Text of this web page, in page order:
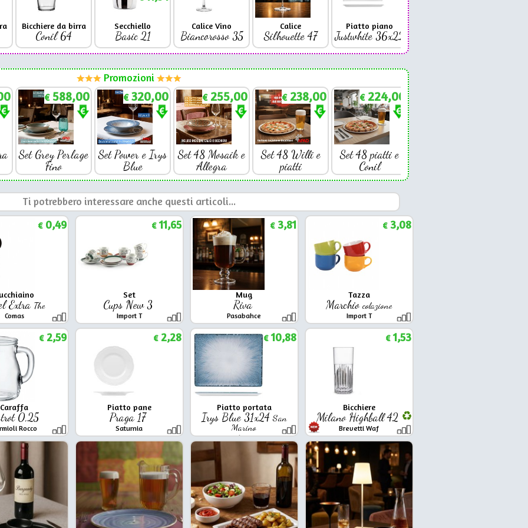
Bicchiere da birra
Conil 64
Secchiello
Basic 21
Calice Vino
Biancorosso 35
Calice
Silhouette 47
Piatto piano
Justwhite 36x22
Promozioni
€588,00
Set Grey Perlage
Fino
€320,00
Set Power e Irys
Blue
€255,00
Set 48 Mosaik e
Allegra
€238,00
Set 48 Willi e
piatti
€224,00
Set 48 piatti e
Conil
Ti potrebbero interessare anche questi articoli...
Extra The
Comas
€0,49
Set
Cups New 3
Import T
€11,65
Mug
Riva
Pasabahce
€3,81
Tazza
Marchio colazione
Import T
€3,08
Caraffa
0,25
Rocco
€2,59
Piatto pane
Praga 17
Saturnia
€2,28
Piatto portata
Irys Blue 31x24San
Marino
Lubiana
€10,88
Bicchiere
Milano Highball 42
Brevetti Waf
€1,53